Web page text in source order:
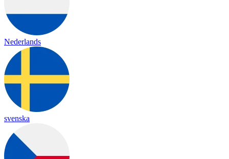
Nederlands
svenska